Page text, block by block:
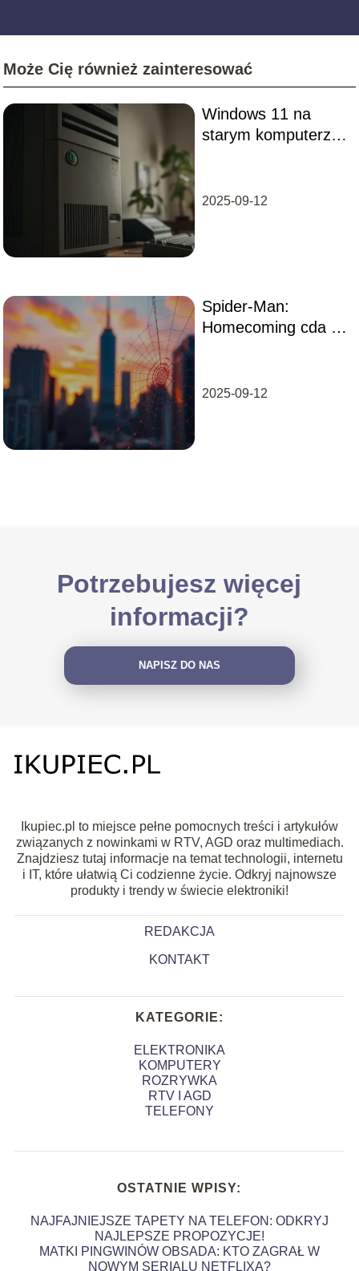
Może Cię również zainteresować
Windows 11 na
starym komputerze
2025-09-12
Spider-Man:
Homecoming cda –
2025-09-12
Potrzebujesz więcej
informacji?
NAPISZ DO NAS
Ikupiec.pl to miejsce pełne pomocnych treści i artykułów
związanych z nowinkami w RTV, AGD oraz multimediach.
Znajdziesz tutaj informacje na temat technologii, internetu
i IT, które ułatwią Ci codzienne życie. Odkryj najnowsze
produkty i trendy w świecie elektroniki!
REDAKCJA
KONTAKT
KATEGORIE:
ELEKTRONIKA
KOMPUTERY
ROZRYWKA
RTV I AGD
TELEFONY
OSTATNIE WPISY:
NAJFAJNIEJSZE TAPETY NA TELEFON: ODKRYJ
NAJLEPSZE PROPOZYCJE!
MATKI PINGWINÓW OBSADA: KTO ZAGRAŁ W
NOWYM SERIALU NETFLIXA?